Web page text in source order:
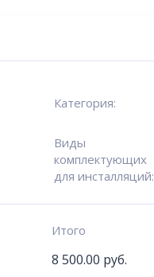
Категория:
Виды
комплектующих
для инсталляций:
Итого
8 500.00 руб.